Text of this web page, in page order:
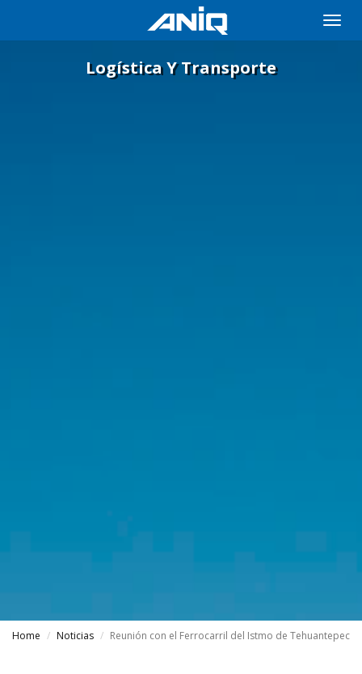
Toggle
Logística Y Transporte
Home Noticias Reunión con el Ferrocarril del Istmo de Tehuantepec